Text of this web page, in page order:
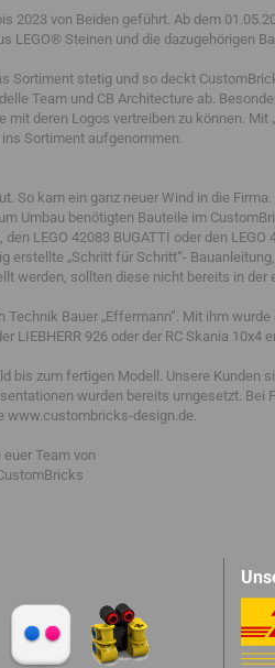
2023 von Beiden geführt. Ab dem
LEGO® Steinen und die dazugehörigen
Sortiment stetig und so deckt
Team und CB Architecture ab.
deren Logos vertreiben zu können. Mit
Sortiment aufgenommen.
kam ein ganz neuer Wind in die
Umbau benötigten Bauteile im
LEGO 42083 BUGATTI oder den
„Schritt für Schritt“-
werden, sollten diese nicht bereits in der
Bauer „Effermann“. Mit ihm
LIEBHERR 926 oder der RC Skania 10x4
zum fertigen Modell. Unsere Kunden
wurden bereits umgesetzt. Bei
www.custombricks-design.de.
euer Team von